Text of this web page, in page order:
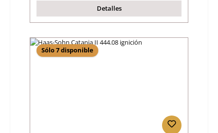
Detalles
Sólo 7 disponible